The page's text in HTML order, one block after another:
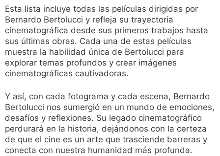
Esta lista incluye todas las películas dirigidas por
Bernardo Bertolucci y refleja su trayectoria
cinematográfica desde sus primeros trabajos hasta
sus últimas obras. Cada una de estas películas
muestra la habilidad única de Bertolucci para
explorar temas profundos y crear imágenes
cinematográficas cautivadoras.
Y así, con cada fotograma y cada escena, Bernardo
Bertolucci nos sumergió en un mundo de emociones,
desafíos y reflexiones. Su legado cinematográfico
perdurará en la historia, dejándonos con la certeza
de que el cine es un arte que trasciende barreras y
conecta con nuestra humanidad más profunda.